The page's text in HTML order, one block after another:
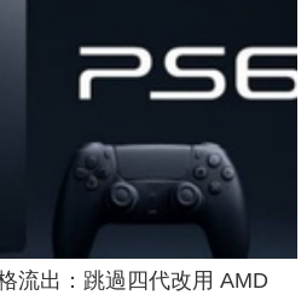
流出：跳過四代改用 AMD